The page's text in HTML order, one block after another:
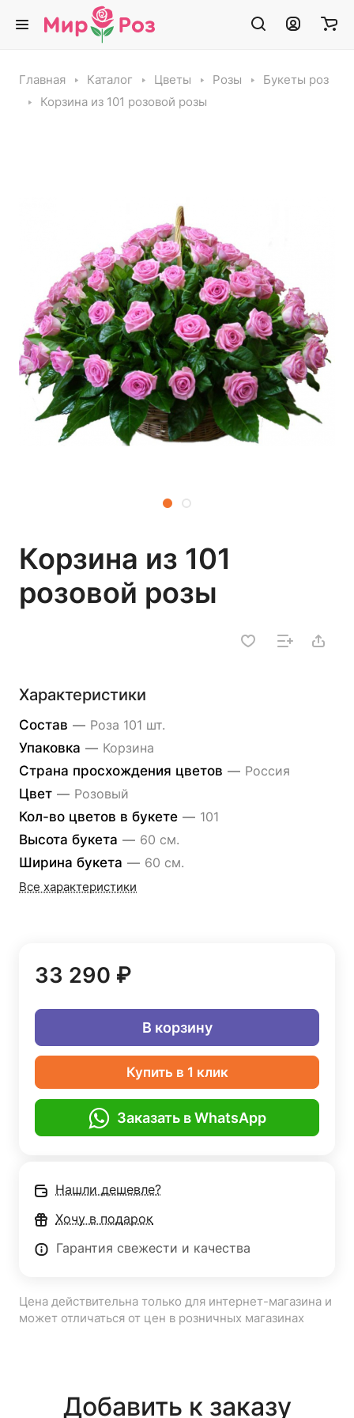
Главная Каталог Цветы Розы
Букеты роз
Корзина из 101 розовой розы
Корзина из 101
розовой розы
Характеристики
Состав — Роза 101 шт.
Упаковка — Корзина
Страна просхождения цветов — Россия
Цвет — Розовый
Кол-во цветов в букете — 101
Высота букета — 60 см.
Ширина букета — 60 см.
Все характеристики
33 290 ₽
В корзину
Купить в 1 клик
Заказать в WhatsApp
Нашли дешевле?
Хочу в подарок
Гарантия свежести и качества
Цена действительна только для интернет-магазина и
может отличаться от цен в розничных магазинах
Добавить к заказу